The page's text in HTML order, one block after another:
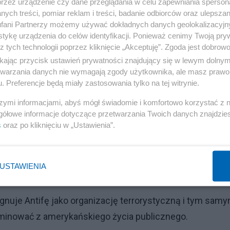
przeżytkiem wyciągniętym przez
Antifa jest historycznym upiorem ożywionym z
wykorzenić prawa i wolności jednostki z
kapitalistycznym, którego te znienawidzone
pracujący ludzie regenerują swoje siły na następny
przedszkola nad nowym pokoleniem. Pracują przez
super nowego tworu “homo slave” bez
może i pięknej, ale jednak łatwo sterowalnej
Antifę jako organizację terrorystyczną i tym
z amerykańskiego życia publicznego.
treści, pomiar reklam i treści, badanie odbiorców oraz
Partnerzy możemy używać dokładnych danych
urządzenia do celów identyfikacji. Ponieważ cenimy Twoją
tych technologii poprzez kliknięcie „Akceptuję”. Zgoda jest
przycisk ustawień prywatności znajdujący się w lewym
danych nie wymagają zgody użytkownika, ale masz
Preferencje będą miały zastosowania tylko na tej witrynie.
informacjami, abyś mógł świadomie i komfortowo korzystać z
informacje dotyczące przetwarzania Twoich danych
oraz po kliknięciu w „Ustawienia”.
USTAWIENIA